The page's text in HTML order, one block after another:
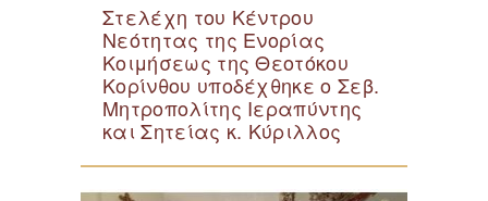
Στελέχη του Κέντρου
Νεότητας της Ενορίας
Κοιμήσεως της Θεοτόκου
Κορίνθου υποδέχθηκε ο Σεβ.
Μητροπολίτης Ιεραπύντης
και Σητείας κ. Κύριλλος